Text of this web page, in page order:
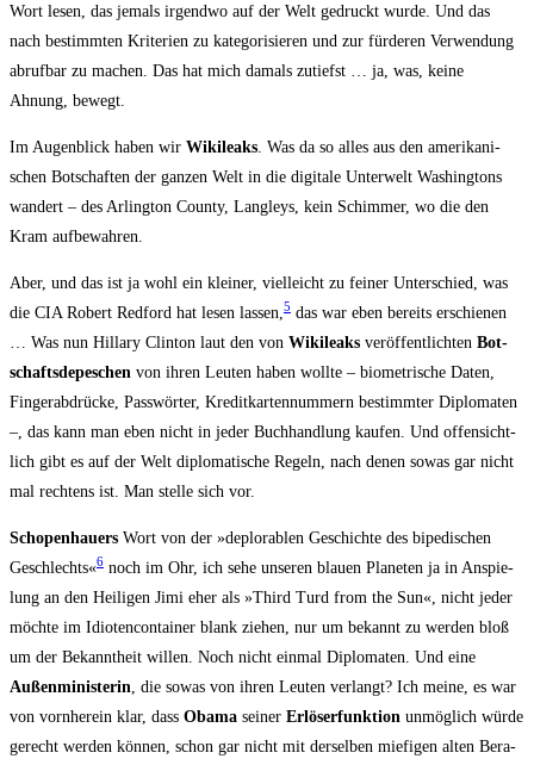
Wort lesen, das jemals irgend­wo auf der Welt gedruckt wur­de. Und das
nach bestimm­ten Kri­te­ri­en zu kate­go­ri­sie­ren und zur für­de­ren Ver­wen­dung
abruf­bar zu machen. Das hat mich damals zutiefst … ja, was, kei­ne
Ahnung, bewegt.
Im Augen­blick haben wir Wiki­leaks . Was da so alles aus den ame­ri­ka­ni­
schen Bot­schaf­ten der gan­zen Welt in die digi­ta­le Unter­welt Washing­tons
wan­dert – des Arling­ton Coun­ty, Lang­leys, kein Schim­mer, wo die den
Kram aufbewahren.
Aber, und das ist ja wohl ein klei­ner, viel­leicht zu fei­ner Unter­schied, was
die CIA Robert Red­ford hat lesen las­sen, 5 das war eben bereits erschie­nen
… Was nun Hil­la­ry Clin­ton laut den von Wiki­leaks ver­öf­fent­lich­ten Bot­
schafts­de­pe­schen von ihren Leu­ten haben woll­te – bio­me­tri­sche Daten,
Fin­ger­ab­drü­cke, Pass­wör­ter, Kre­dit­kar­ten­num­mern bestimm­ter Diplo­ma­ten
–, das kann man eben nicht in jeder Buch­hand­lung kau­fen. Und offen­sicht­
lich gibt es auf der Welt diplo­ma­ti­sche Regeln, nach denen sowas gar nicht
mal rech­tens ist. Man stel­le sich vor.
Scho­pen­hau­ers Wort von der »deplo­rablen Geschich­te des bipe­di­schen
Geschlechts«6 noch im Ohr, ich sehe unse­ren blau­en Pla­ne­ten ja in Anspie­
lung an den Hei­li­gen Jimi eher als »Third Turd from the Sun«, nicht jeder
möch­te im Idio­ten­con­tai­ner blank zie­hen, nur um bekannt zu wer­den bloß
um der Bekannt­heit wil­len. Noch nicht ein­mal Diplo­ma­ten. Und eine
Außen­mi­nis­te­rin , die sowas von ihren Leu­ten ver­langt? Ich mei­ne, es war
von vorn­her­ein klar, dass Oba­ma sei­ner Erlö­ser­funk­ti­on unmög­lich wür­de
gerecht wer­den kön­nen, schon gar nicht mit der­sel­ben mie­fi­gen alten Bera­